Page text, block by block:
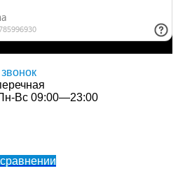
Вс 09:00—23:00